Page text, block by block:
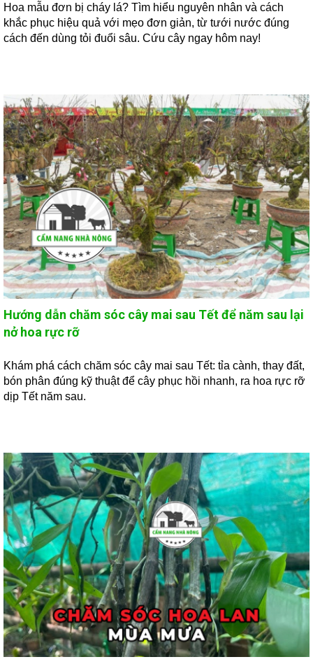
Hoa mẫu đơn bị cháy lá? Tìm hiểu nguyên nhân và cách
khắc phục hiệu quả với mẹo đơn giản, từ tưới nước đúng
cách đến dùng tỏi đuổi sâu. Cứu cây ngay hôm nay!
Hướng dẫn chăm sóc cây mai sau Tết để năm sau lại
nở hoa rực rỡ
Khám phá cách chăm sóc cây mai sau Tết: tỉa cành, thay đất,
bón phân đúng kỹ thuật để cây phục hồi nhanh, ra hoa rực rỡ
dịp Tết năm sau.